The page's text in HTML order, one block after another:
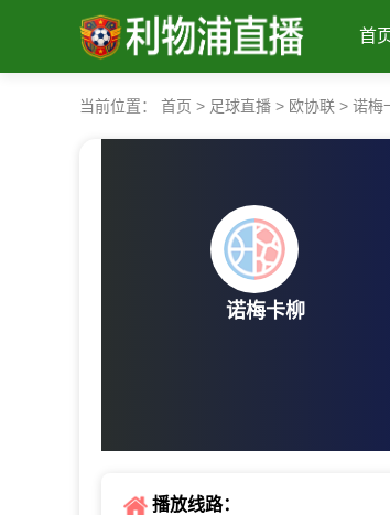
首
当前位置： 首页 > 足球直播 > 欧协联 > 诺梅
诺梅卡柳
播放线路：